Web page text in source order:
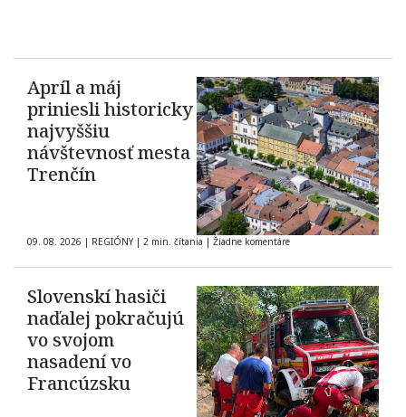
Apríl a máj
priniesli historicky
najvyššiu
návštevnosť mesta
Trenčín
09. 08. 2026 | REGIÓNY | 2 min. čítania | Žiadne komentáre
Slovenskí hasiči
naďalej pokračujú
vo svojom
nasadení vo
Francúzsku